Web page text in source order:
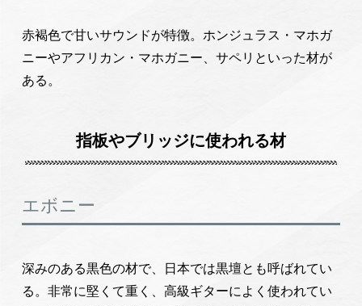
赤褐色で甘いサウンドが特徴。ホンジュラス・マホガ
ニーやアフリカン・マホガニー、サペリといった材が
ある。
指板やブリッジに使われる材
エボニー
深みのある黒色の材で、日本では黒壇とも呼ばれてい
る。非常に堅くて重く、高級ギターによく使われてい